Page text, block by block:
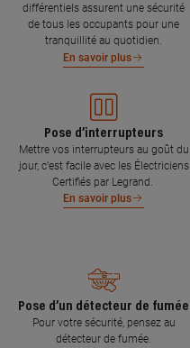
différentiels assurent une sécurité
de tous les occupants pour une
tranquillité au quotidien.
En savoir plus
Pose d’interrupteurs
Mettre vos interrupteurs au goût du
jour, c’est facile avec les Électriciens
Certifiés par Legrand.
En savoir plus
Pose d’un détecteur de fumée
Pour votre sécurité, pensez au
détecteur de fumée.